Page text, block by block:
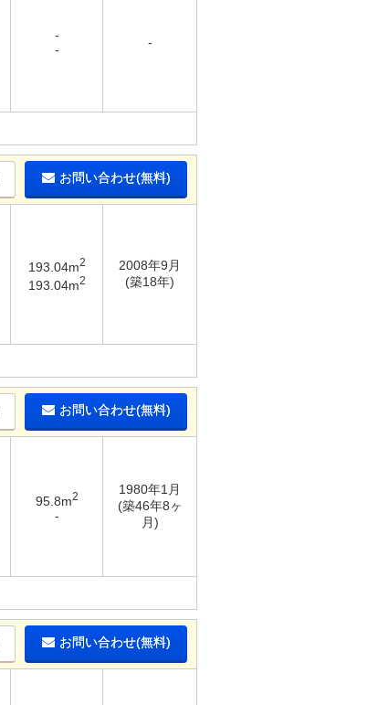
-
-
-
お問い合わせ(無料)
193.04m2
193.04m2
2008年9月
(築18年)
お問い合わせ(無料)
95.8m2
-
1980年1月
(築46年8ヶ
月)
お問い合わせ(無料)